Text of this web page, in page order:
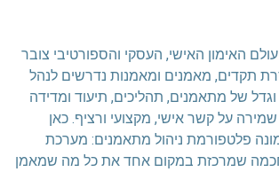
האימון האישי, העסקי והספורטיבי צובר
תקדים, מאמנים ומאמנות נדרשים לנהל
של מתאמנים, תהליכים, תיעוד ומדידה
שמירה על קשר אישי, מקצועי ורציף. כאן
פלטפורמת ניהול מתאמנים: מערכת
חכמה שמרכזת במקום אחד את כל מה שמאמן